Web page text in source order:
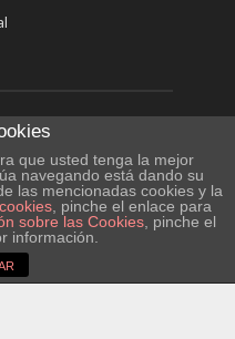
que usted tenga la mejor
navegando está dando su
las mencionadas cookies y la
, pinche el enlace para
sobre las Cookies, pinche el
información.